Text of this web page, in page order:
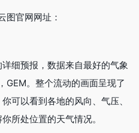
图官网网址：
细预报，数据来自最好的气象
GEM。整个流动的画面呈现了
可以看到各地的风向、气压、
所处位置的天气情况。